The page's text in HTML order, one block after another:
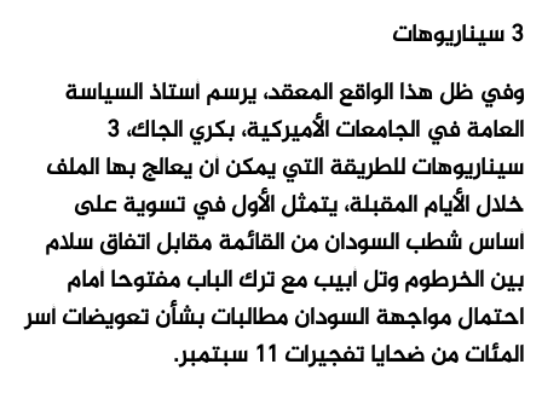
3 سيناريوهات
وفي ظل هذا الواقع المعقد، يرسم أستاذ السياسة
العامة في الجامعات الأميركية، بكري الجاك، 3
سيناريوهات للطريقة التي يمكن أن يعالج بها الملف
خلال الأيام المقبلة، يتمثل الأول في تسوية على
أساس شطب السودان من القائمة مقابل اتفاق سلام
بين الخرطوم وتل أبيب مع ترك الباب مفتوحا أمام
احتمال مواجهة السودان مطالبات بشأن تعويضات أسر
المئات من ضحايا تفجيرات 11 سبتمبر.